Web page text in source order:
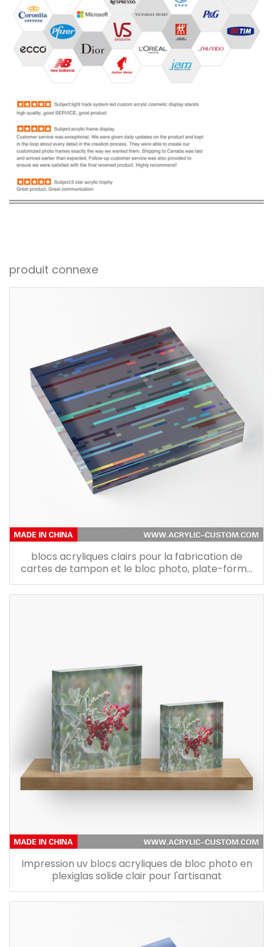
produit connexe
blocs acryliques clairs pour la fabrication de
cartes de tampon et le bloc photo, plate-forme
de bloc d'affichage
Impression uv blocs acryliques de bloc photo en
plexiglas solide clair pour l'artisanat